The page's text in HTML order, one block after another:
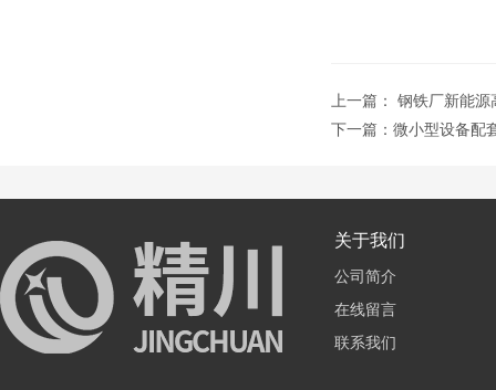
上一篇： 钢铁厂新能源
下一篇： 微小型设备配
关于我们
公司简介
在线留言
联系我们